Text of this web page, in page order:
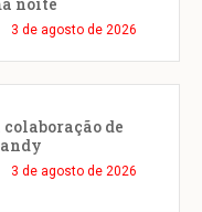
3 de agosto de 2026
colaboração de
3 de agosto de 2026